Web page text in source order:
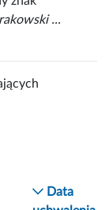
...
Data